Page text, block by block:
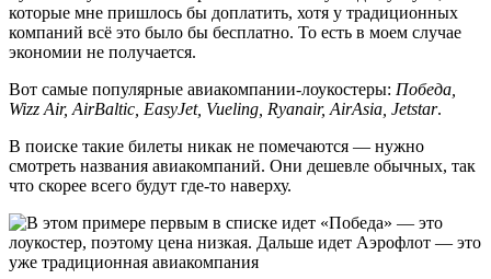
которые мне пришлось бы доплатить, хотя у традиционных
компаний всё это было бы бесплатно. То есть в моем случае
экономии не получается.
Вот самые популярные авиакомпании-лоукостеры: Победа,
Wizz Air, AirBaltic, EasyJet, Vueling, Ryanair, AirAsia, Jetstar.
В поиске такие билеты никак не помечаются — нужно
смотреть названия авиакомпаний. Они дешевле обычных, так
что скорее всего будут где-то наверху.